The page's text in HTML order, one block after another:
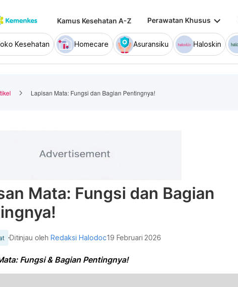
Kamus Kesehatan A-Z Perawatan Khusus keyboard_arrow_down
Kesehatan Homecare Asuransiku Haloskin
Lapisan Mata: Fungsi dan Bagian Pentingnya!
Mata: Fungsi dan Bagian
Ditinjau olehRedaksi Halodoc19 Februari 2026
Fungsi & Bagian Pentingnya!